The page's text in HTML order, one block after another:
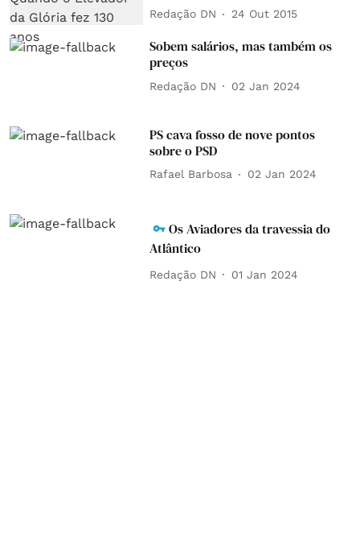
Redação DN 24 Out 2015
Sobem salários, mas também os
preços
Redação DN 02 Jan 2024
PS cava fosso de nove pontos
sobre o PSD
Rafael Barbosa 02 Jan 2024
Os Aviadores da travessia do
Atlântico
Redação DN 01 Jan 2024